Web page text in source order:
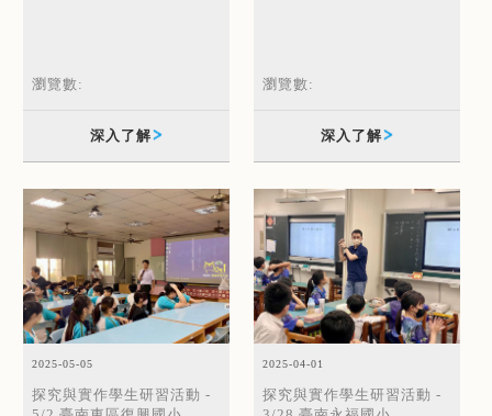
瀏覽數:
深入了解
瀏覽數:
深入了解
2025-05-05
探究與實作學生研習活動 -
2025-04-01
探究與實作學生研習活動 -